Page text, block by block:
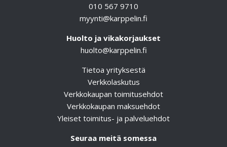
010 567 9710
myynti@karppelin.fi
Huolto ja vikakorjaukset
huolto@karppelin.fi
Tietoa yrityksestä
Verkkolaskutus
Verkkokaupan toimitusehdot
Verkkokaupan maksuehdot
Yleiset toimitus- ja palveluehdot
Seuraa meitä somessa